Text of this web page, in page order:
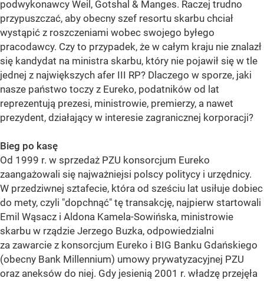
podwykonawcy Weil, Gotshal & Manges. Raczej trudno
przypuszczać, aby obecny szef resortu skarbu chciał
wystąpić z roszczeniami wobec swojego byłego
pracodawcy. Czy to przypadek, że w całym kraju nie znalazł
się kandydat na ministra skarbu, który nie pojawił się w tle
jednej z największych afer III RP? Dlaczego w sporze, jaki
nasze państwo toczy z Eureko, podatników od lat
reprezentują prezesi, ministrowie, premierzy, a nawet
prezydent, działający w interesie zagranicznej korporacji?
Bieg po kasę
Od 1999 r. w sprzedaż PZU konsorcjum Eureko
zaangażowali się najważniejsi polscy politycy i urzędnicy.
W przedziwnej sztafecie, która od sześciu lat usiłuje dobiec
do mety, czyli "dopchnąć" tę transakcję, najpierw startowali
Emil Wąsacz i Aldona Kamela-Sowińska, ministrowie
skarbu w rządzie Jerzego Buzka, odpowiedzialni
za zawarcie z konsorcjum Eureko i BIG Banku Gdańskiego
(obecny Bank Millennium) umowy prywatyzacyjnej PZU
oraz aneksów do niej. Gdy jesienią 2001 r. władzę przejęła